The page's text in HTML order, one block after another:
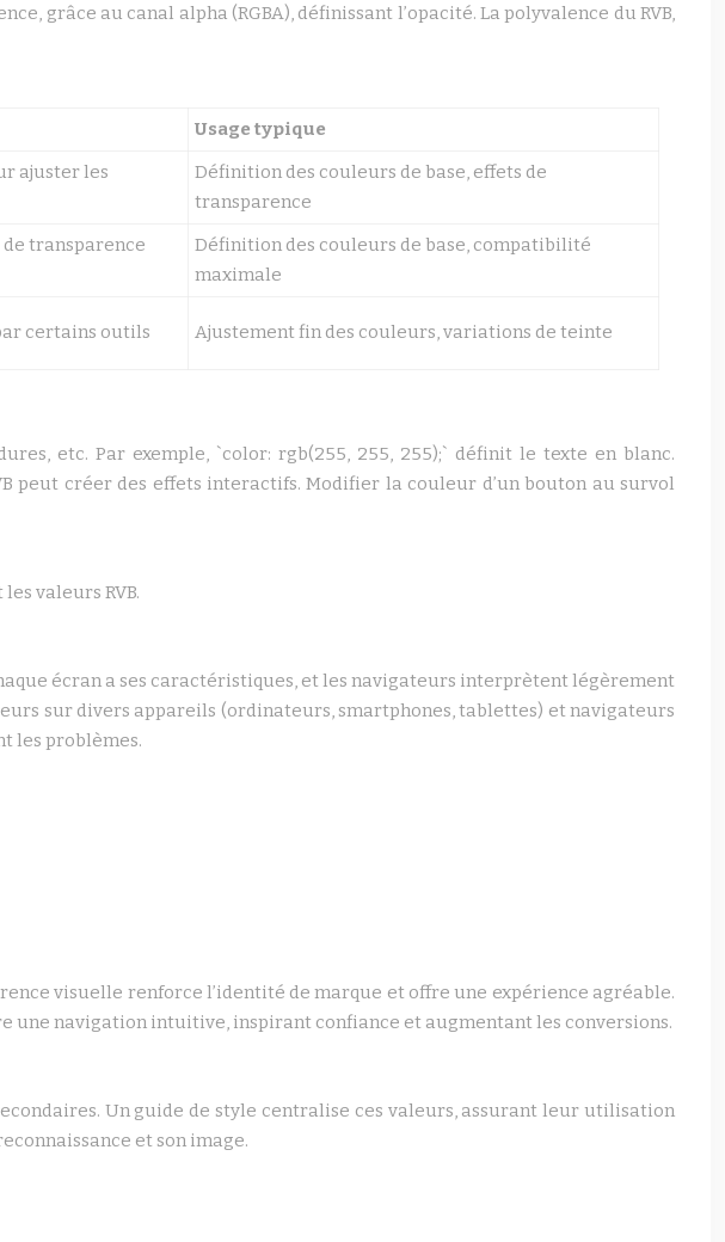
grâce au canal alpha (RGBA), définissant l’opacité. La polyvalence du RVB,
Usage typique
ajuster les
Définition des couleurs de base, effets de
transparence
transparence
Définition des couleurs de base, compatibilité
maximale
certains outils Ajustement fin des couleurs, variations de teinte
etc. Par exemple, `color: rgb(255, 255, 255);` définit le texte en blanc.
peut créer des effets interactifs. Modifier la couleur d’un bouton au survol
valeurs RVB.
écran a ses caractéristiques, et les navigateurs interprètent légèrement
sur divers appareils (ordinateurs, smartphones, tablettes) et navigateurs
les problèmes.
visuelle renforce l’identité de marque et offre une expérience agréable.
une navigation intuitive, inspirant confiance et augmentant les conversions.
Un guide de style centralise ces valeurs, assurant leur utilisation
et son image.